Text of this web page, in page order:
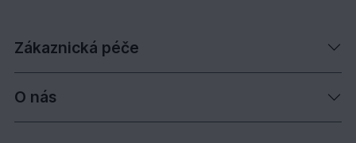
Zákaznická péče
O nás